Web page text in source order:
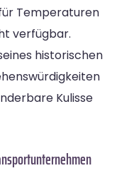
Temperaturen
verfügbar.
historischen
Kulisse